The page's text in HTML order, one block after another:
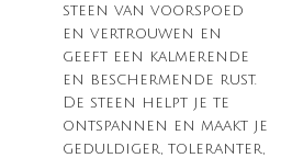
steen van voorspoed
en vertrouwen en
geeft een kalmerende
en beschermende rust.
De steen helpt je te
ontspannen en maakt je
geduldiger, toleranter,